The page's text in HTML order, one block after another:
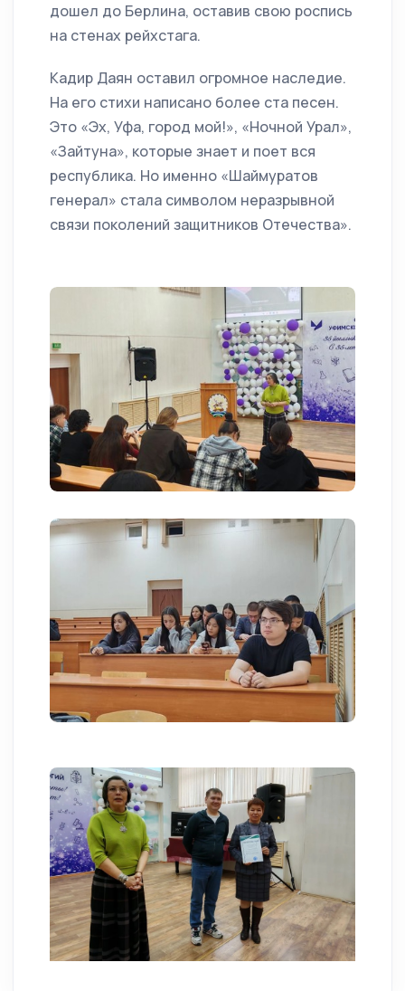
дошел до Берлина, оставив свою роспись
на стенах рейхстага.
Кадир Даян оставил огромное наследие.
На его стихи написано более ста песен.
Это «Эх, Уфа, город мой!», «Ночной Урал»,
«Зайтуна», которые знает и поет вся
республика. Но именно «Шаймуратов
генерал» стала символом неразрывной
связи поколений защитников Отечества».